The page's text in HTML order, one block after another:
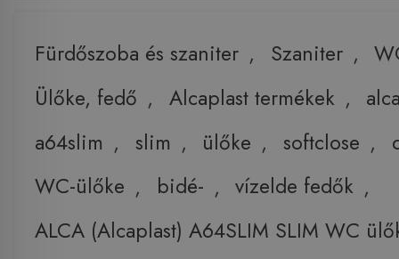
Fürdőszoba és szaniter , Szaniter ,
Ülőke, fedő , Alcaplast termékek ,
a64slim , slim , ülőke , softclose ,
WC-ülőke , bidé- , vízelde fedők ,
ALCA (Alcaplast) A64SLIM SLIM WC